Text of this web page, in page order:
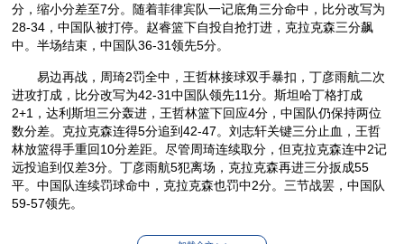
分，缩小分差至7分。随着菲律宾队一记底角三分命中，比分改写为
28-34，中国队被打停。赵睿篮下自投自抢打进，克拉克森三分飙
中。半场结束，中国队36-31领先5分。
易边再战，周琦2罚全中，王哲林接球双手暴扣，丁彦雨航二次
进攻打成，比分改写为42-31中国队领先11分。斯坦哈丁格打成
2+1，达利斯坦三分轰进，王哲林篮下回应4分，中国队仍保持两位
数分差。克拉克森连得5分追到42-47。刘志轩关键三分止血，王哲
林放篮得手重回10分差距。尽管周琦连续取分，但克拉克森连中2记
远投追到仅差3分。丁彦雨航5犯离场，克拉克森再进三分扳成55
平。中国队连续罚球命中，克拉克森也罚中2分。三节战罢，中国队
59-57领先。